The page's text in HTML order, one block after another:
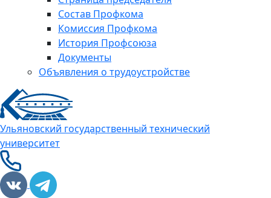
Состав Профкома
Комиссия Профкома
История Профсоюза
Документы
Объявления о трудоустройстве
Ульяновский государственный технический
университет